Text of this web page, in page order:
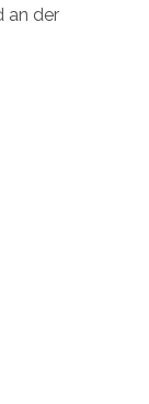
an der